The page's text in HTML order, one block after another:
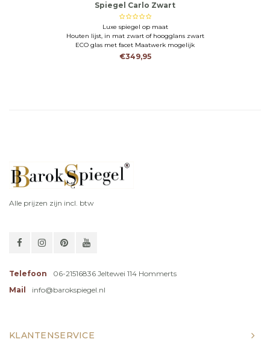
Spiegel Carlo Zwart
Luxe spiegel op maat
Houten lijst, in mat zwart of hoogglans zwart
ECO glas met facet Maatwerk mogelijk
€349,95
Alle prijzen zijn incl. btw
Telefoon
06-21516836 Jeltewei 114 Hommerts
Mail
info@barokspiegel.nl
KLANTENSERVICE